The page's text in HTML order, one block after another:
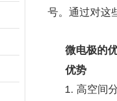
号。通过对这
微电极的优
优势
1. 高空间